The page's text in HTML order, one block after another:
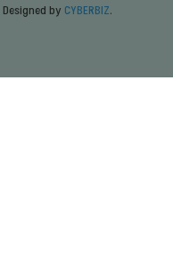
Designed by CYBERBIZ.